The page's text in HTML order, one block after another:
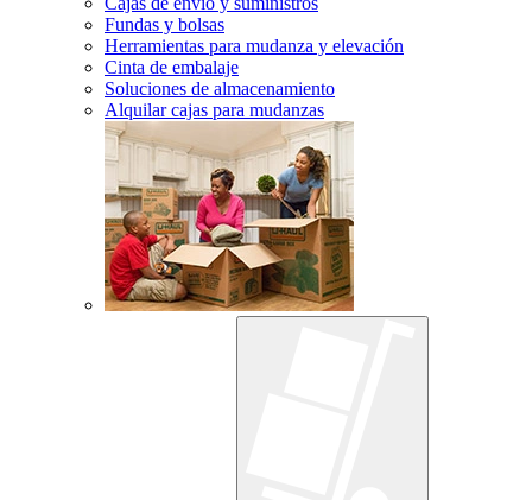
Fundas y bolsas
Herramientas para mudanza y elevación
Cinta de embalaje
Soluciones de almacenamiento
Alquilar cajas para mudanzas